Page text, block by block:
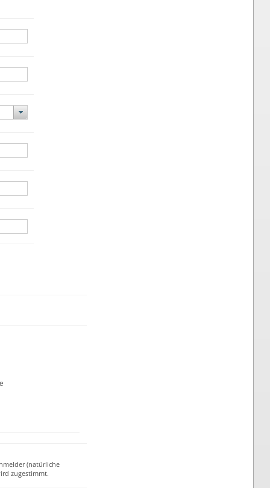
(natürliche
zugestimmt.